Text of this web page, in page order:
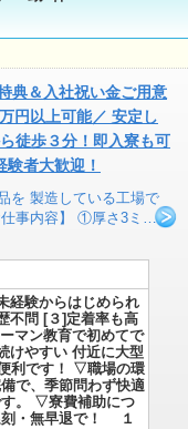
典＆入社祝い金ご用意
円以上可能／ 安定し
徒歩３分！即入寮も可
者大歓迎！
を 製造している工場で
仕事内容】 ①厚さ3ミ…
験からはじめられ
不問 [３]定着率も高
マン教育で初めてで
けやすい 付近に大型
利です！ ▽職場の環
で、季節問わず快適
。 ▽寮費補助につ
・無早退で！ １